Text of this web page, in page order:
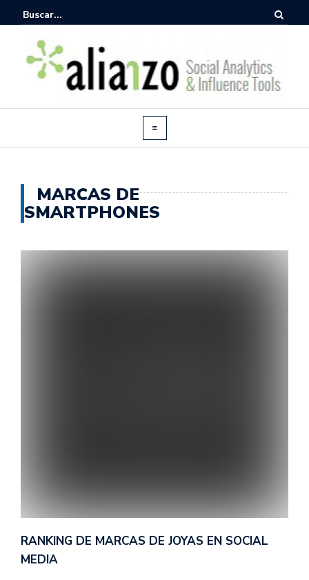
MARCAS DE
SMARTPHONES
RANKING DE MARCAS DE JOYAS EN SOCIAL
MEDIA